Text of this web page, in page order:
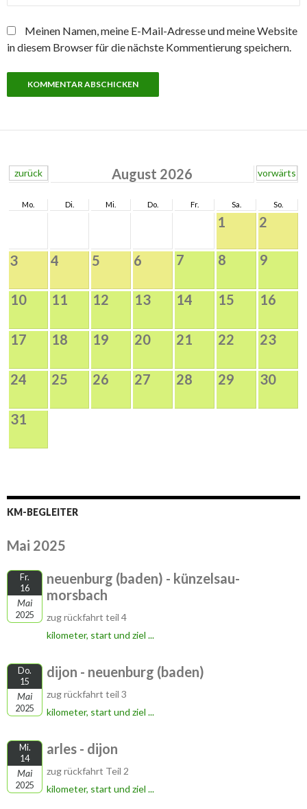
Meinen Namen, meine E-Mail-Adresse und meine Website
in diesem Browser für die nächste Kommentierung speichern.
zurück August 2026 vorwärts
Mo. Di. Mi. Do. Fr. Sa. So.
1 2
3 4 5 6 7 8 9
10 11 12 13 14 15 16
17 18 19 20 21 22 23
24 25 26 27 28 29 30
31
KM-BEGLEITER
Mai 2025
Fr.
16
Mai
2025
neuenburg (baden) - künzelsau-
morsbach
zug rückfahrt teil 4
kilometer, start und ziel ...
Do.
15
Mai
2025
dijon - neuenburg (baden)
zug rückfahrt teil 3
kilometer, start und ziel ...
Mi.
14
Mai
2025
arles - dijon
zug rückfahrt Teil 2
kilometer, start und ziel ...